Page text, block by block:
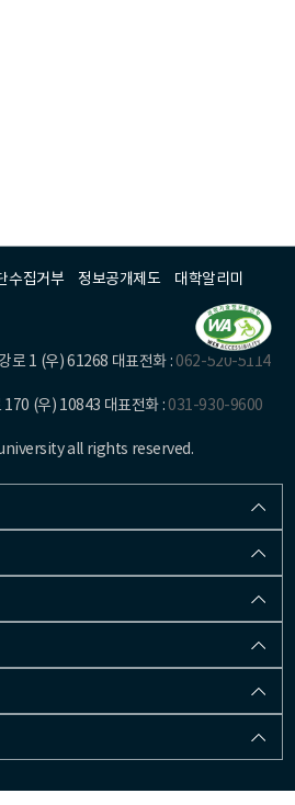
수집거부 정보공개제도 대학알리미
로 1 (우) 61268 대표전화 :062-520-5114
170 (우) 10843 대표전화 :031-930-9600
all rights reserved.